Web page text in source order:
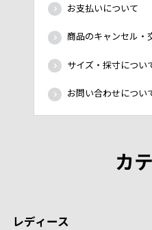
お支払いについて
商品のキャンセル・
サイズ・採寸につい
お問い合わせについ
カ
レディース